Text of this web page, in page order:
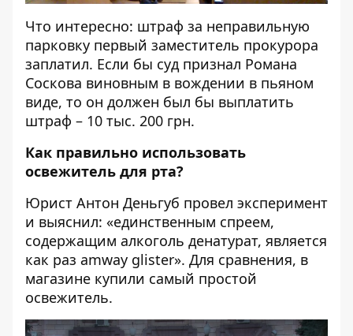
Что интересно: штраф за неправильную
парковку первый заместитель прокурора
заплатил. Если бы суд признал Романа
Соскова виновным в вождении в пьяном
виде, то он должен был бы выплатить
штраф – 10 тыс. 200 грн.
Как правильно использовать
освежитель для рта?
Юрист Антон Деньгуб провел эксперимент
и выяснил: «единственным спреем,
содержащим алкоголь денатурат, является
как раз amway glister». Для сравнения, в
магазине купили самый простой
освежитель.